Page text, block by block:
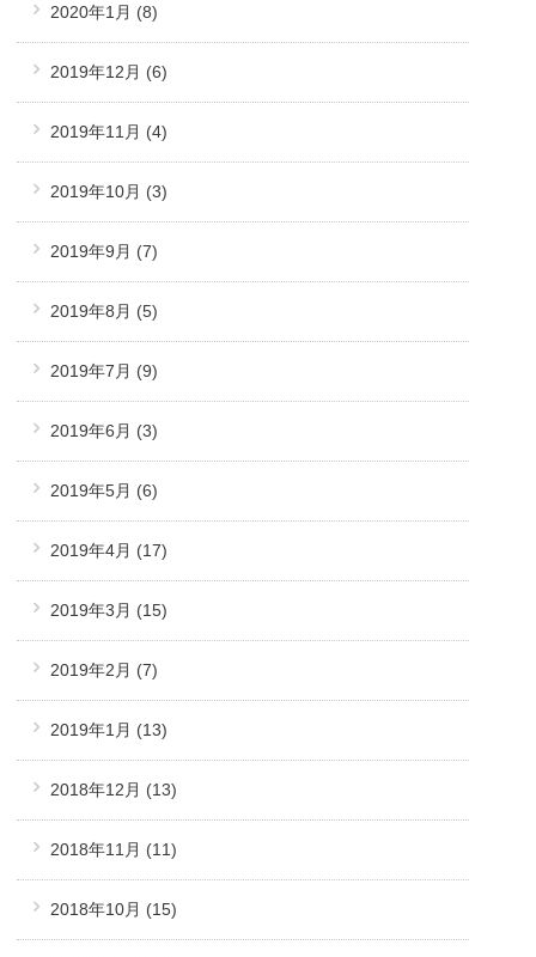
2020年1月 (8)
2019年12月 (6)
2019年11月 (4)
2019年10月 (3)
2019年9月 (7)
2019年8月 (5)
2019年7月 (9)
2019年6月 (3)
2019年5月 (6)
2019年4月 (17)
2019年3月 (15)
2019年2月 (7)
2019年1月 (13)
2018年12月 (13)
2018年11月 (11)
2018年10月 (15)